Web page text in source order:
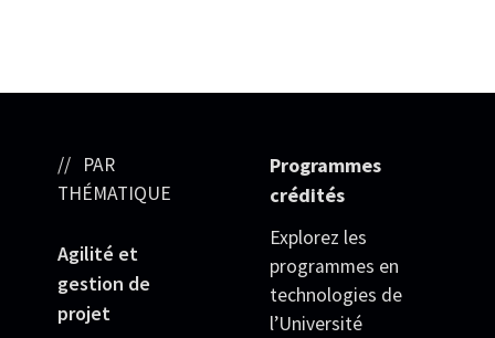
PAR
THÉMATIQUE
Agilité et
gestion de
projet
Programmes
crédités
Explorez les
programmes en
technologies de
l’Université